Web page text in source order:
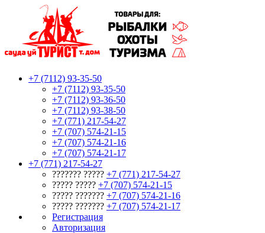
+7 (7112) 93-35-50
+7 (7112) 93-35-50
+7 (7112) 93-36-50
+7 (7112) 93-38-50
+7 (771) 217-54-27
+7 (707) 574-21-15
+7 (707) 574-21-16
+7 (707) 574-21-17
+7 (771) 217-54-27
??????? ????? +7 (771) 217-54-27
????? ????? +7 (707) 574-21-15
????? ??????? +7 (707) 574-21-16
????? ??????? +7 (707) 574-21-17
Регистрация
Авторизация